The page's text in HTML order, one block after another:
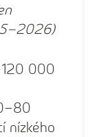
000
nízkého